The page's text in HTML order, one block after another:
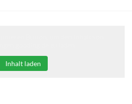
Inhalt laden